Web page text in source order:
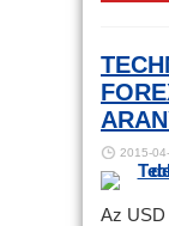
2015-
Az USD